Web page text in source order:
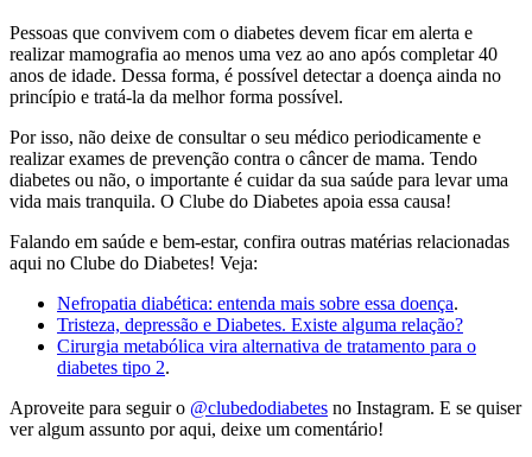
Pessoas que convivem com o diabetes devem ficar em alerta e
realizar mamografia ao menos uma vez ao ano após completar 40
anos de idade. Dessa forma, é possível detectar a doença ainda no
princípio e tratá-la da melhor forma possível.
Por isso, não deixe de consultar o seu médico periodicamente e
realizar exames de prevenção contra o câncer de mama. Tendo
diabetes ou não, o importante é cuidar da sua saúde para levar uma
vida mais tranquila. O Clube do Diabetes apoia essa causa!
Falando em saúde e bem-estar, confira outras matérias relacionadas
aqui no Clube do Diabetes! Veja:
Nefropatia diabética: entenda mais sobre essa doença.
Tristeza, depressão e Diabetes. Existe alguma relação?
Cirurgia metabólica vira alternativa de tratamento para o
diabetes tipo 2.
Aproveite para seguir o @clubedodiabetes no Instagram. E se quiser
ver algum assunto por aqui, deixe um comentário!